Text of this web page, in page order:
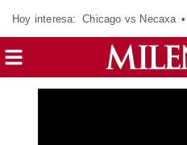
Hoy interesa: Chicago vs Necaxa